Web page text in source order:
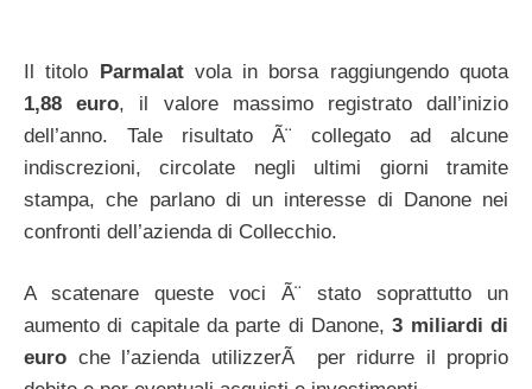
Il titolo Parmalatvola in borsa raggiungendo quota
1,88 euro, il valore massimo registrato dall’inizio
dell’anno. Tale risultato Ã¨ collegato ad alcune
indiscrezioni, circolate negli ultimi giorni tramite
stampa, che parlano di un interesse di Danone nei
confronti dell’azienda di Collecchio.
A scatenare queste voci Ã¨ stato soprattutto un
aumento di capitale da parte di Danone,3 miliardi di
euro che l’azienda utilizzerÃ per ridurre il proprio